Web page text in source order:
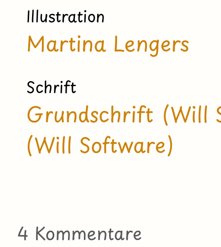
Illustration
Martina Lengers
Schrift
Grundschrift (Will
(Will Software)
4 Kommentare